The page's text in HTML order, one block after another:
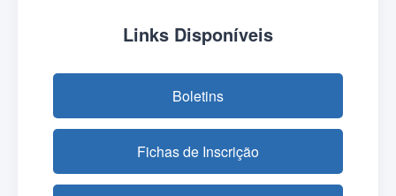
Links Disponíveis
Boletins
Fichas de Inscrição